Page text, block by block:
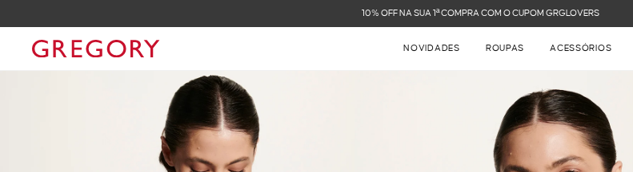
FRETE GRÁTIS NAS COMPRAS ACIMA DE R$ 899
NOVIDADES ROUPAS ACESSÓRIOS